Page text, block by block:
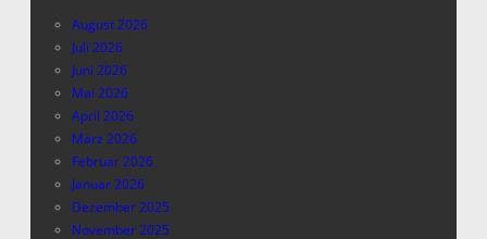
August 2026
Juli 2026
Juni 2026
Mai 2026
April 2026
März 2026
Februar 2026
Januar 2026
Dezember 2025
November 2025